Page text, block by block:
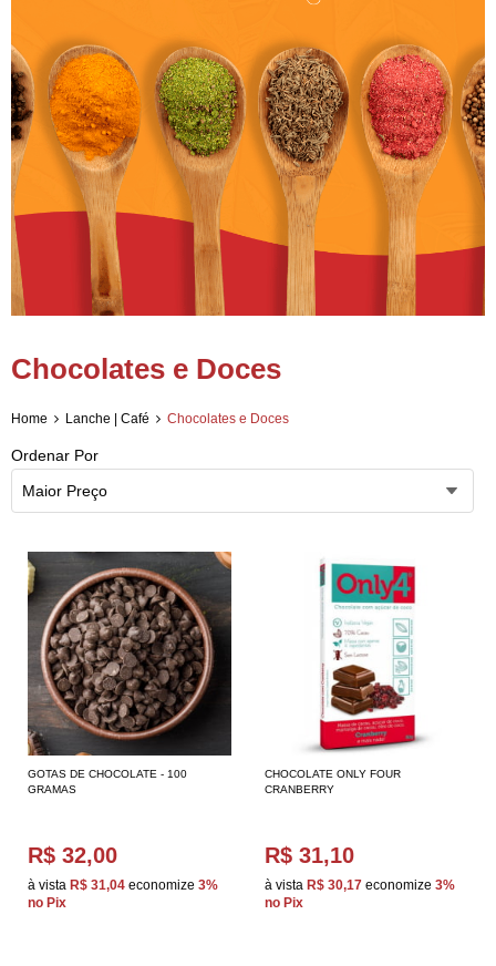
Chocolates e Doces
Home Lanche | Café Chocolates e Doces
Ordenar Por
Maior Preço
GOTAS DE CHOCOLATE - 100
GRAMAS
R$ 32,00
à vista R$ 31,04 economize 3%
no Pix
CHOCOLATE ONLY FOUR
CRANBERRY
R$ 31,10
à vista R$ 30,17 economize 3%
no Pix